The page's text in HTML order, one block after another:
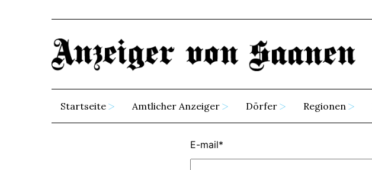
Startseite Amtlicher Anzeiger Dörfer Regionen
E-mail*